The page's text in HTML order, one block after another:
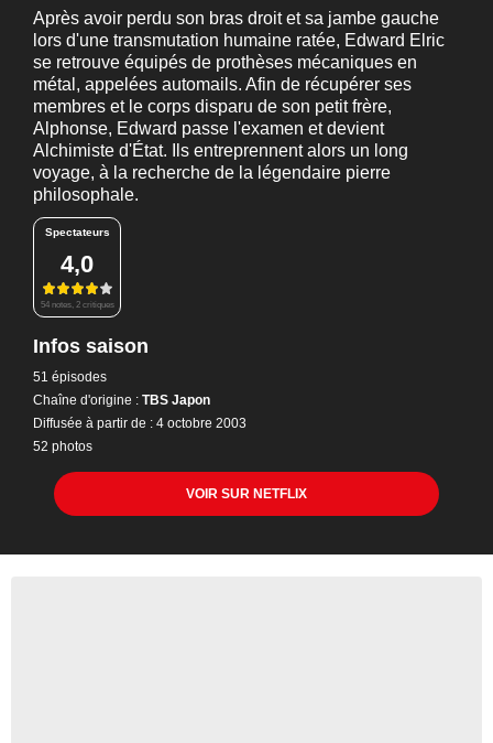
Après avoir perdu son bras droit et sa jambe gauche
lors d'une transmutation humaine ratée, Edward Elric
se retrouve équipés de prothèses mécaniques en
métal, appelées automails. Afin de récupérer ses
membres et le corps disparu de son petit frère,
Alphonse, Edward passe l'examen et devient
Alchimiste d'État. Ils entreprennent alors un long
voyage, à la recherche de la légendaire pierre
philosophale.
Spectateurs
4,0
54 notes, 2 critiques
Infos saison
51 épisodes
Chaîne d'origine : TBS Japon
Diffusée à partir de : 4 octobre 2003
52 photos
VOIR SUR NETFLIX